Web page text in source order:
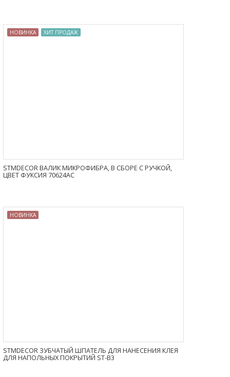
НОВИНКА ХИТ ПРОДАЖ
STMDECOR ВАЛИК МИКРОФИБРА, В СБОРЕ С РУЧКОЙ,
ЦВЕТ ФУКСИЯ 70624AC
НОВИНКА
STMDECOR ЗУБЧАТЫЙ ШПАТЕЛЬ ДЛЯ НАНЕСЕНИЯ КЛЕЯ
ДЛЯ НАПОЛЬНЫХ ПОКРЫТИЙ ST-B3